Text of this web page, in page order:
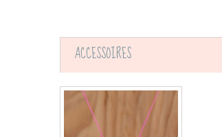
ACCESSOIRES